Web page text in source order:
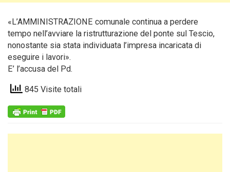
«L’AMMINISTRAZIONE comunale continua a perdere
tempo nell’avviare la ristrutturazione del ponte sul Tescio,
nonostante sia stata individuata l’impresa incaricata di
eseguire i lavori».
E’ l’accusa del Pd.
845 Visite totali